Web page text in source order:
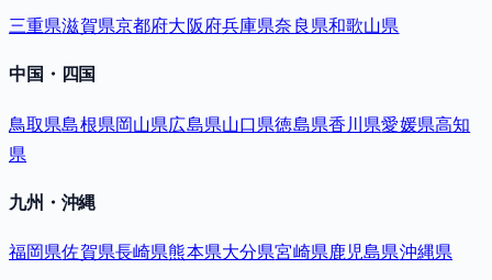
三重県滋賀県京都府大阪府兵庫県奈良県和歌山県
中国・四国
鳥取県島根県岡山県広島県山口県徳島県香川県愛媛県高知
県
九州・沖縄
福岡県佐賀県長崎県熊本県大分県宮崎県鹿児島県沖縄県